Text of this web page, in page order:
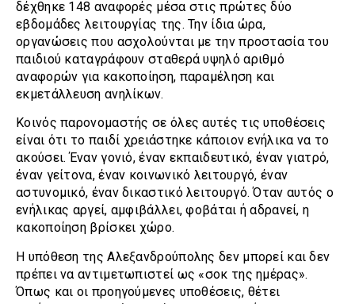
δέχθηκε 148 αναφορές μέσα στις πρώτες δύο
εβδομάδες λειτουργίας της. Την ίδια ώρα,
οργανώσεις που ασχολούνται με την προστασία του
παιδιού καταγράφουν σταθερά υψηλό αριθμό
αναφορών για κακοποίηση, παραμέληση και
εκμετάλλευση ανηλίκων.
Κοινός παρονομαστής σε όλες αυτές τις υποθέσεις
είναι ότι το παιδί χρειάστηκε κάποιον ενήλικα να το
ακούσει. Έναν γονιό, έναν εκπαιδευτικό, έναν γιατρό,
έναν γείτονα, έναν κοινωνικό λειτουργό, έναν
αστυνομικό, έναν δικαστικό λειτουργό. Όταν αυτός ο
ενήλικας αργεί, αμφιβάλλει, φοβάται ή αδρανεί, η
κακοποίηση βρίσκει χώρο.
Η υπόθεση της Αλεξανδρούπολης δεν μπορεί και δεν
πρέπει να αντιμετωπιστεί ως «σοκ της ημέρας».
Όπως και οι προηγούμενες υποθέσεις, θέτει